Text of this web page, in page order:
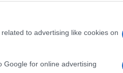
to advertising like cookies on
Google for online advertising
Le
La nota
risponde
risultati